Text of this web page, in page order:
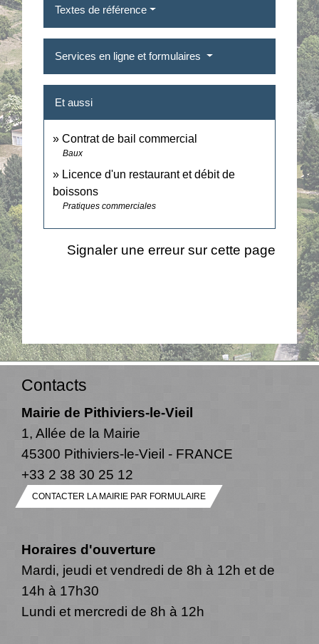
Textes de référence
Services en ligne et formulaires
Et aussi
Contrat de bail commercial
Baux
Licence d'un restaurant et débit de
boissons
Pratiques commerciales
Signaler une erreur sur cette page
Contacts
Mairie de Pithiviers-le-Vieil
1, Allée de la Mairie
45300 Pithiviers-le-Vieil - FRANCE
+33 2 38 30 25 12
CONTACTER LA MAIRIE PAR FORMULAIRE
Horaires d'ouverture
Mardi, jeudi et vendredi de 8h à 12h et de
14h à 17h30
Lundi et mercredi de 8h à 12h